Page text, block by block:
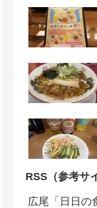
RSS（参考サ
広尾「日日の